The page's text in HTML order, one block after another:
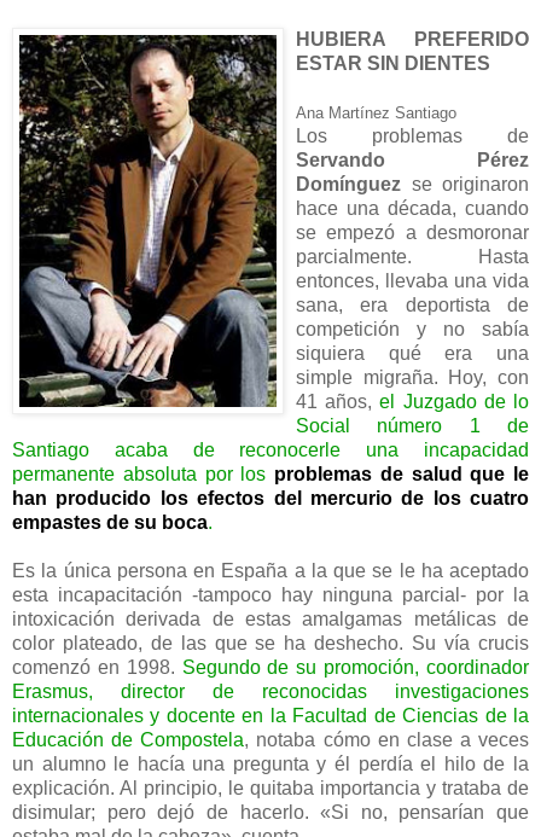
HUBIERA PREFERIDO
ESTAR SIN DIENTES
Ana Martínez Santiago
Los problemas de
Servando Pérez
Domínguez se originaron
hace una década, cuando
se empezó a desmoronar
parcialmente. Hasta
entonces, llevaba una vida
sana, era deportista de
competición y no sabía
siquiera qué era una
simple migraña. Hoy, con
41 años,el Juzgado de lo
Social número 1 de
Santiago acaba de reconocerle una incapacidad
permanente absoluta por los problemas de salud que le
han producido los efectos del mercurio de los cuatro
empastes de su boca.
Es la única persona en España a la que se le ha aceptado
esta incapacitación -tampoco hay ninguna parcial- por la
intoxicación derivada de estas amalgamas metálicas de
color plateado, de las que se ha deshecho. Su vía crucis
comenzó en 1998. Segundo de su promoción, coordinador
Erasmus, director de reconocidas investigaciones
internacionales y docente en la Facultad de Ciencias de la
Educación de Compostela, notaba cómo en clase a veces
un alumno le hacía una pregunta y él perdía el hilo de la
explicación. Al principio, le quitaba importancia y trataba de
disimular; pero dejó de hacerlo. «Si no, pensarían que